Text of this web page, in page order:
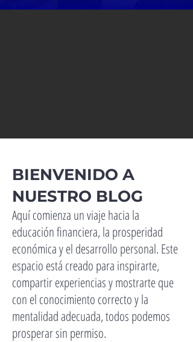
BIENVENIDO A
NUESTRO BLOG
Aquí comienza un viaje hacia la
educación financiera, la prosperidad
económica y el desarrollo personal. Este
espacio está creado para inspirarte,
compartir experiencias y mostrarte que
con el conocimiento correcto y la
mentalidad adecuada, todos podemos
prosperar sin permiso.